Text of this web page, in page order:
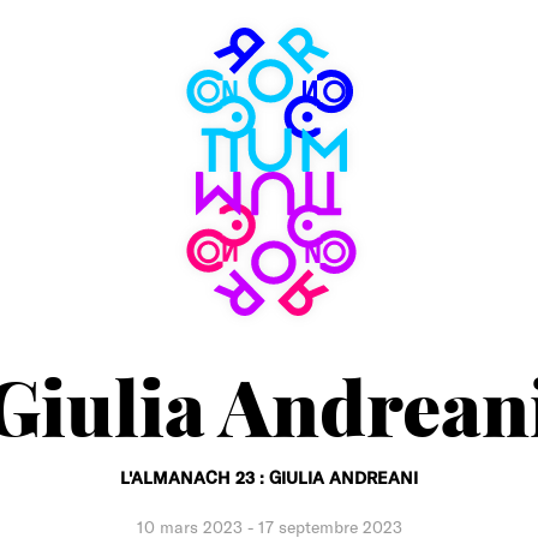
L'ALMANACH 23 : GIULIA ANDREANI
10 mars 2023 - 17 septembre 2023